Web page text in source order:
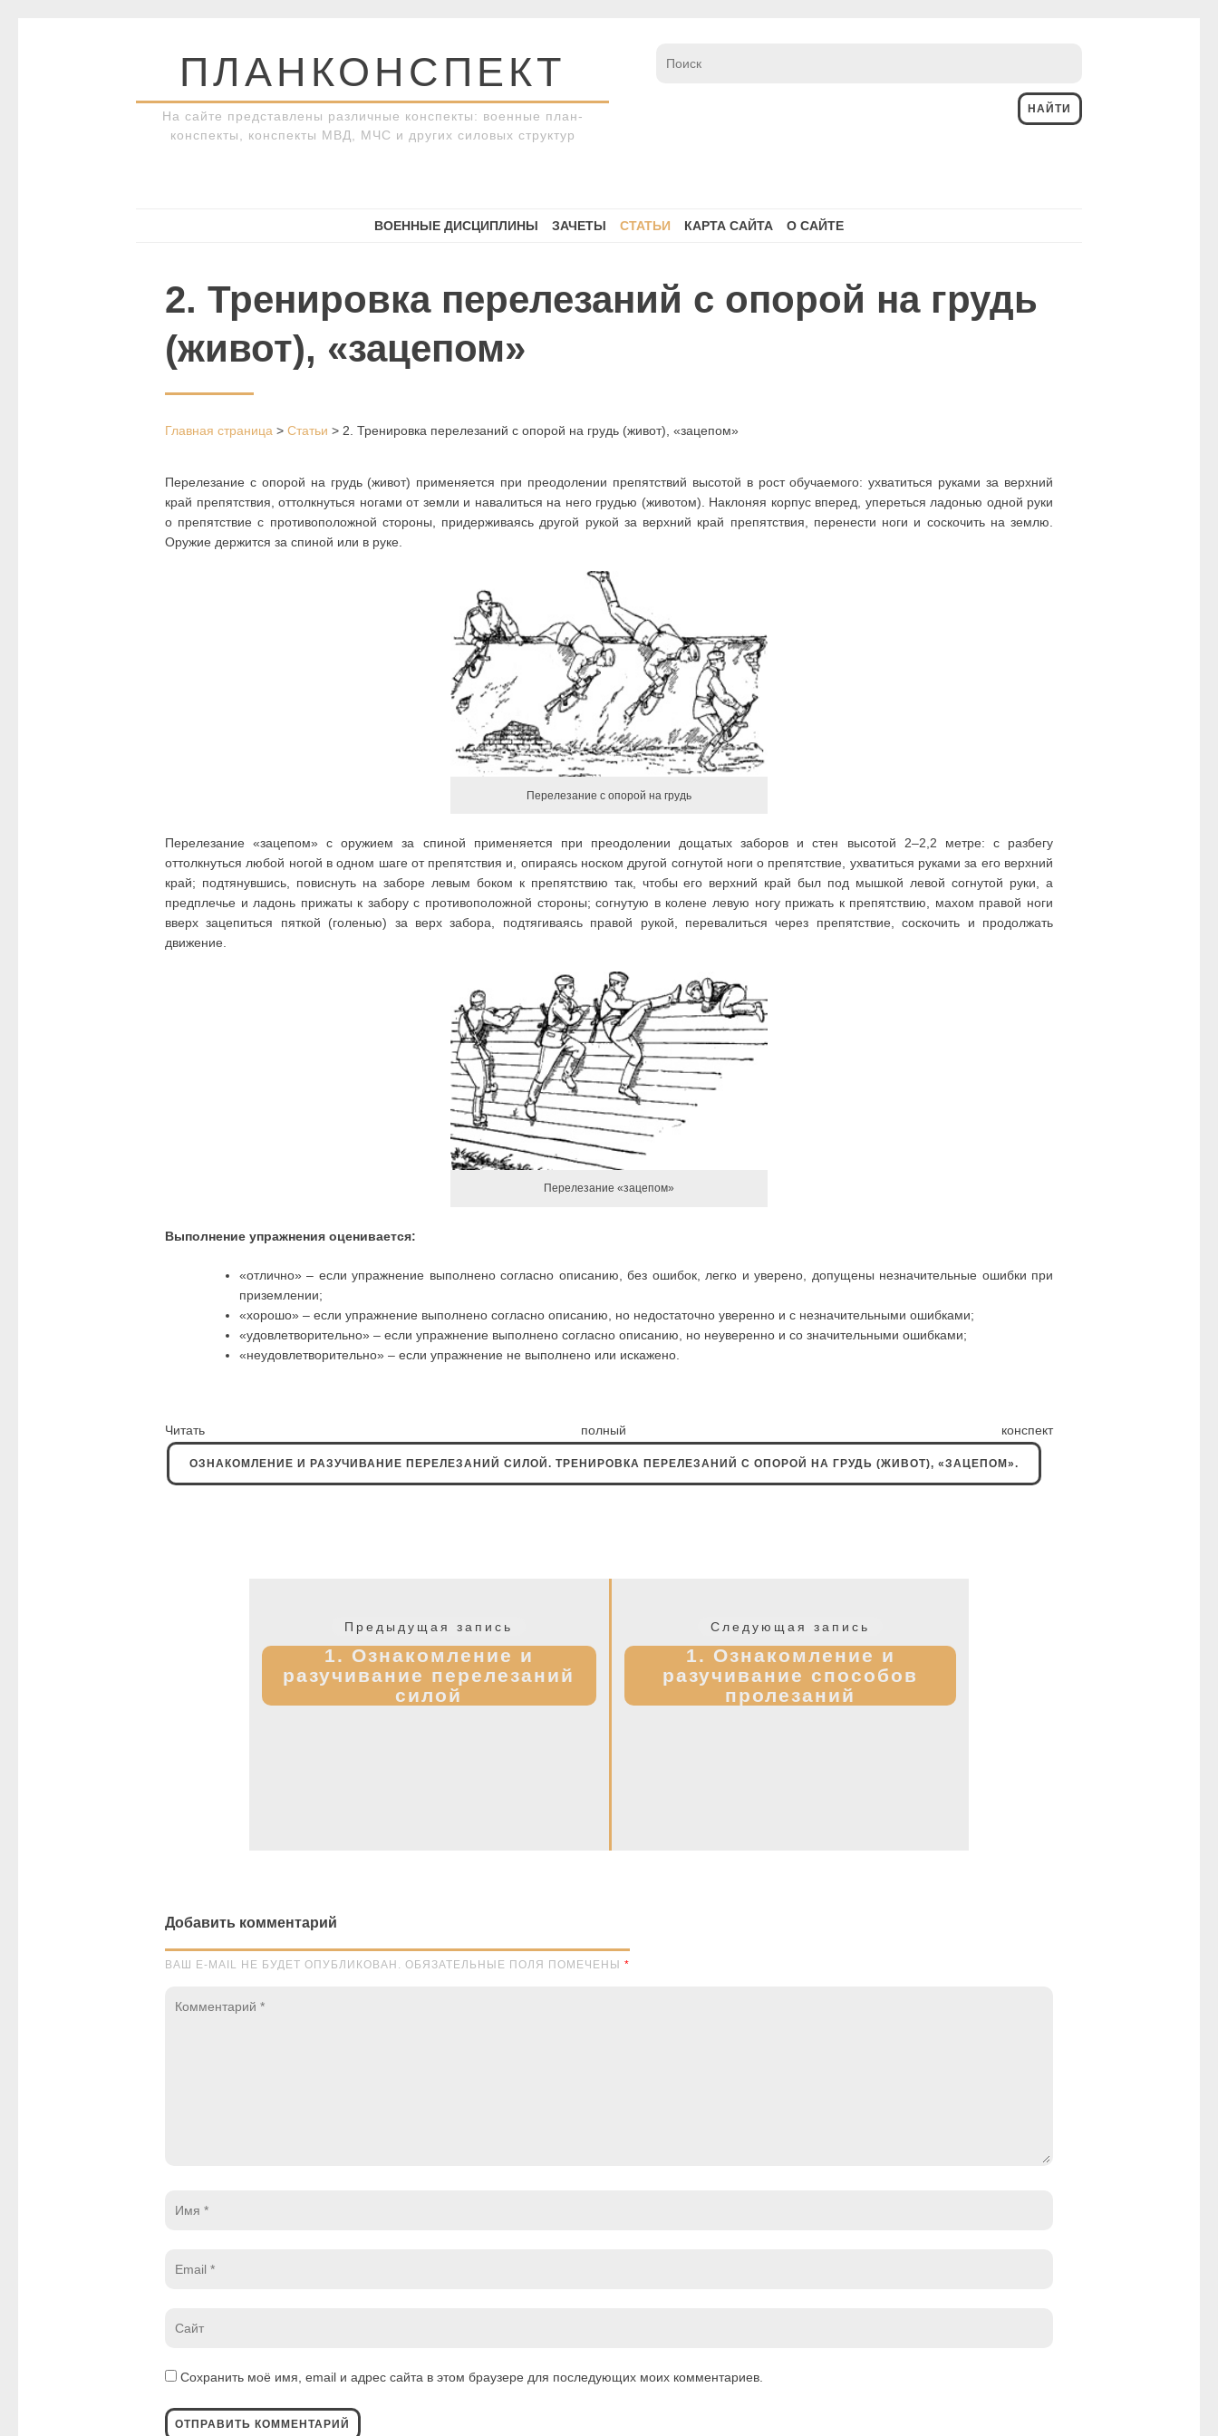
ПЛАНКОНСПЕКТ
На сайте представлены различные конспекты: военные план-
конспекты, конспекты МВД, МЧС и других силовых структур
ВОЕННЫЕ ДИСЦИПЛИНЫ ЗАЧЕТЫ СТАТЬИ КАРТА САЙТА О САЙТЕ
2. Тренировка перелезаний с опорой на грудь
(живот), «зацепом»
Главная страница > Статьи > 2. Тренировка перелезаний с опорой на грудь (живот), «зацепом»
Перелезание с опорой на грудь (живот) применяется при преодолении препятствий высотой в рост обучаемого: ухватиться руками за верхний
край препятствия, оттолкнуться ногами от земли и навалиться на него грудью (животом). Наклоняя корпус вперед, упереться ладонью одной руки
о препятствие с противоположной стороны, придерживаясь другой рукой за верхний край препятствия, перенести ноги и соскочить на землю.
Оружие держится за спиной или в руке.
Перелезание с опорой на грудь
Перелезание «зацепом» с оружием за спиной применяется при преодолении дощатых заборов и стен высотой 2–2,2 метре: с разбегу
оттолкнуться любой ногой в одном шаге от препятствия и, опираясь носком другой согнутой ноги о препятствие, ухватиться руками за его верхний
край; подтянувшись, повиснуть на заборе левым боком к препятствию так, чтобы его верхний край был под мышкой левой согнутой руки, а
предплечье и ладонь прижаты к забору с противоположной стороны; согнутую в колене левую ногу прижать к препятствию, махом правой ноги
вверх зацепиться пяткой (голенью) за верх забора, подтягиваясь правой рукой, перевалиться через препятствие, соскочить и продолжать
движение.
Перелезание «зацепом»
Выполнение упражнения оценивается:
«отлично» – если упражнение выполнено согласно описанию, без ошибок, легко и уверено, допущены незначительные ошибки при
приземлении;
«хорошо» – если упражнение выполнено согласно описанию, но недостаточно уверенно и с незначительными ошибками;
«удовлетворительно» – если упражнение выполнено согласно описанию, но неуверенно и со значительными ошибками;
«неудовлетворительно» – если упражнение не выполнено или искажено.
Читать полный конспект
ОЗНАКОМЛЕНИЕ И РАЗУЧИВАНИЕ ПЕРЕЛЕЗАНИЙ СИЛОЙ. ТРЕНИРОВКА ПЕРЕЛЕЗАНИЙ С ОПОРОЙ НА ГРУДЬ (ЖИВОТ), «ЗАЦЕПОМ».
Предыдущая запись
запись:
1. Ознакомление и
разучивание перелезаний
силой
Следующая запись
запись:
1. Ознакомление и
разучивание способов
пролезаний
Добавить комментарий
ВАШ E-MAIL НЕ БУДЕТ ОПУБЛИКОВАН. ОБЯЗАТЕЛЬНЫЕ ПОЛЯ ПОМЕЧЕНЫ *
Сохранить моё имя, email и адрес сайта в этом браузере для последующих моих комментариев.